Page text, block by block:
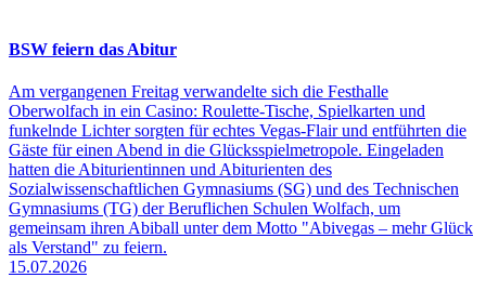
BSW feiern das Abitur
Am vergangenen Freitag verwandelte sich die Festhalle
Oberwolfach in ein Casino: Roulette-Tische, Spielkarten und
funkelnde Lichter sorgten für echtes Vegas-Flair und entführten die
Gäste für einen Abend in die Glücksspielmetropole. Eingeladen
hatten die Abiturientinnen und Abiturienten des
Sozialwissenschaftlichen Gymnasiums (SG) und des Technischen
Gymnasiums (TG) der Beruflichen Schulen Wolfach, um
gemeinsam ihren Abiball unter dem Motto "Abivegas – mehr Glück
als Verstand" zu feiern.
15.07.2026